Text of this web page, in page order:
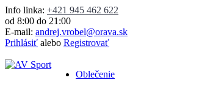
Info linka: +421 945 462 622
od 8:00 do 21:00
E-mail: andrej.vrobel@orava.sk
Prihlásiť alebo Registrovať
Oblečenie